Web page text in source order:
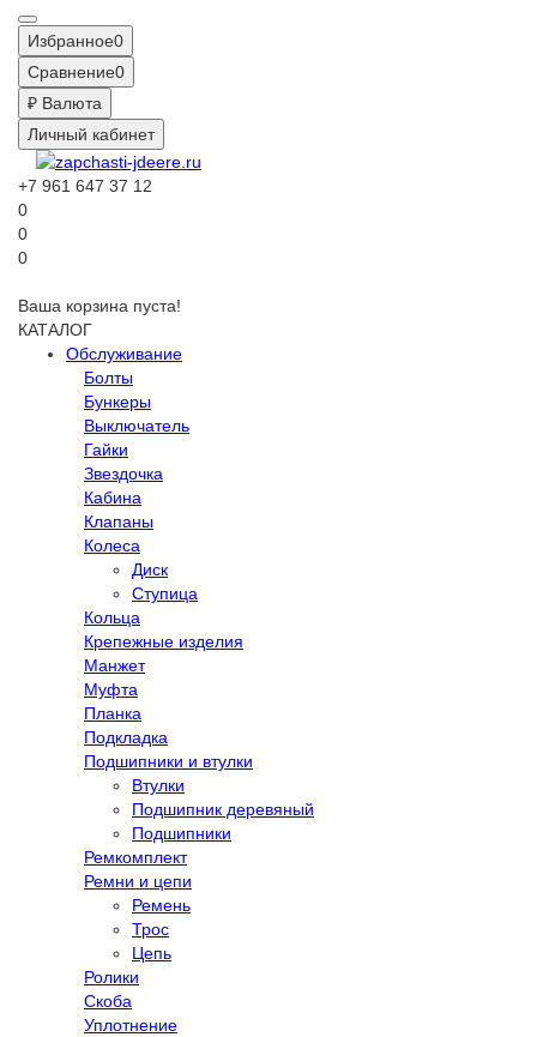
Избранное0
Сравнение0
₽ Валюта
Личный кабинет
+7 961 647 37 12
0
0
0
Ваша корзина пуста!
КАТАЛОГ
Обслуживание
Болты
Бункеры
Выключатель
Гайки
Звездочка
Кабина
Клапаны
Колеса
Диск
Ступица
Кольца
Крепежные изделия
Манжет
Муфта
Планка
Подкладка
Подшипники и втулки
Втулки
Подшипник деревяный
Подшипники
Ремкомплект
Ремни и цепи
Ремень
Трос
Цепь
Ролики
Скоба
Уплотнение